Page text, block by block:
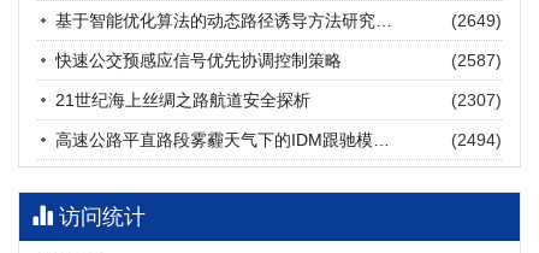
2026, 12(3): 202-216.https://doi.org/10.16503/j.cnki.2095-
9931.2026.03.016
摘要 (23) HTML(20)
(2649)
快速公交预感应信号优先协调控制策略 (2587)
21世纪海上丝绸之路航道安全探析 (2307)
(2494)
访问统计